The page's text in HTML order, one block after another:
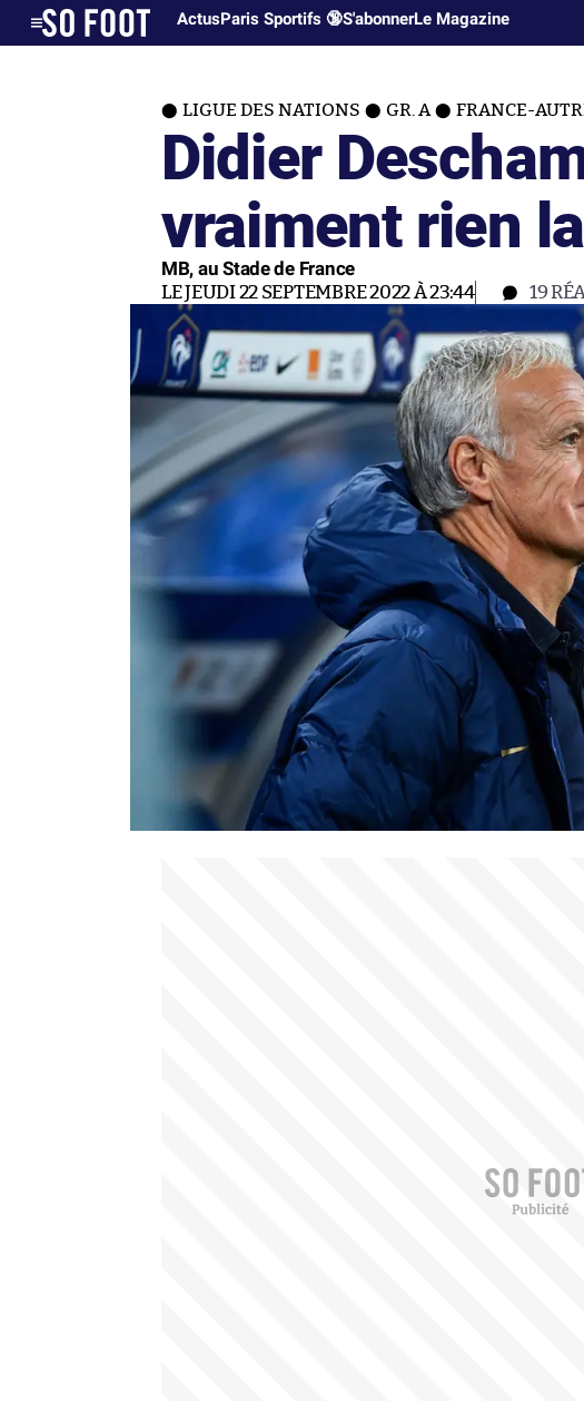
ActusParis Sportifs 🔞S'abonnerLe Magazine
LIGUE DES NATIONS GR. A FRANCE-
Didier
vraiment rien
MB, au Stade de France
LE JEUDI 22 SEPTEMBRE 2022 À 23:44 19